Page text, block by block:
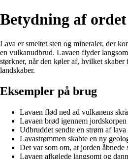
Betydning af
Lava er smeltet sten og mineraler, der
en vulkanudbrud. Lavaen flyder
størkner, når den køler af, hvilket
landskaber.
Eksempler på brug
Lavaen flød ned ad vulkanens
Lavaen brød igennem
Udbruddet sendte en strøm af
Lavastrømmen skabte en ny
Det var som om, at jorden åbnede
Lavaen afkølede langsomt og